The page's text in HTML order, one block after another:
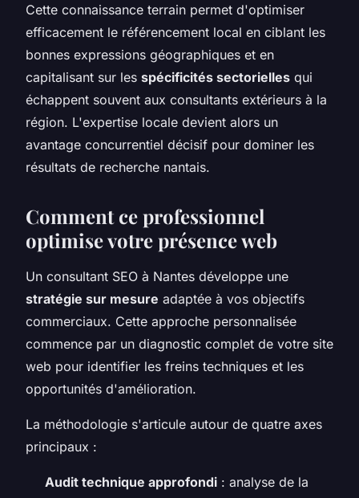
Cette connaissance terrain permet d'optimiser
efficacement le référencement local en ciblant les
bonnes expressions géographiques et en
capitalisant sur les spécificités sectorielles qui
échappent souvent aux consultants extérieurs à la
région. L'expertise locale devient alors un
avantage concurrentiel décisif pour dominer les
résultats de recherche nantais.
Comment ce professionnel
optimise votre présence web
Un consultant SEO à Nantes développe une
stratégie sur mesure adaptée à vos objectifs
commerciaux. Cette approche personnalisée
commence par un diagnostic complet de votre site
web pour identifier les freins techniques et les
opportunités d'amélioration.
La méthodologie s'articule autour de quatre axes
principaux :
Audit technique approfondi : analyse de la